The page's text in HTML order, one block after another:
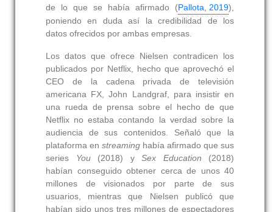
de lo que se había afirmado (Pallota, 2019),
poniendo en duda así la credibilidad de los
datos ofrecidos por ambas empresas.
Los datos que ofrece Nielsen contradicen los
publicados por Netflix, hecho que aprovechó el
CEO de la cadena privada de televisión
americana FX, John Landgraf, para insistir en
una rueda de prensa sobre el hecho de que
Netflix no estaba contando la verdad sobre la
audiencia de sus contenidos. Señaló que la
plataforma enstreaming había afirmado que sus
series You(2018) ySex Education (2018)
habían conseguido obtener cerca de unos 40
millones de visionados por parte de sus
usuarios, mientras que Nielsen publicó que
habían sido unos tres millones de espectadores